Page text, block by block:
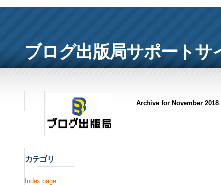
ブログ出版局サポートサ
Archive for November 2018
カテゴリ
Index page